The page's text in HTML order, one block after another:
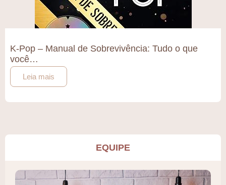
K-Pop – Manual de Sobrevivência: Tudo o que
você…
Leia mais
EQUIPE